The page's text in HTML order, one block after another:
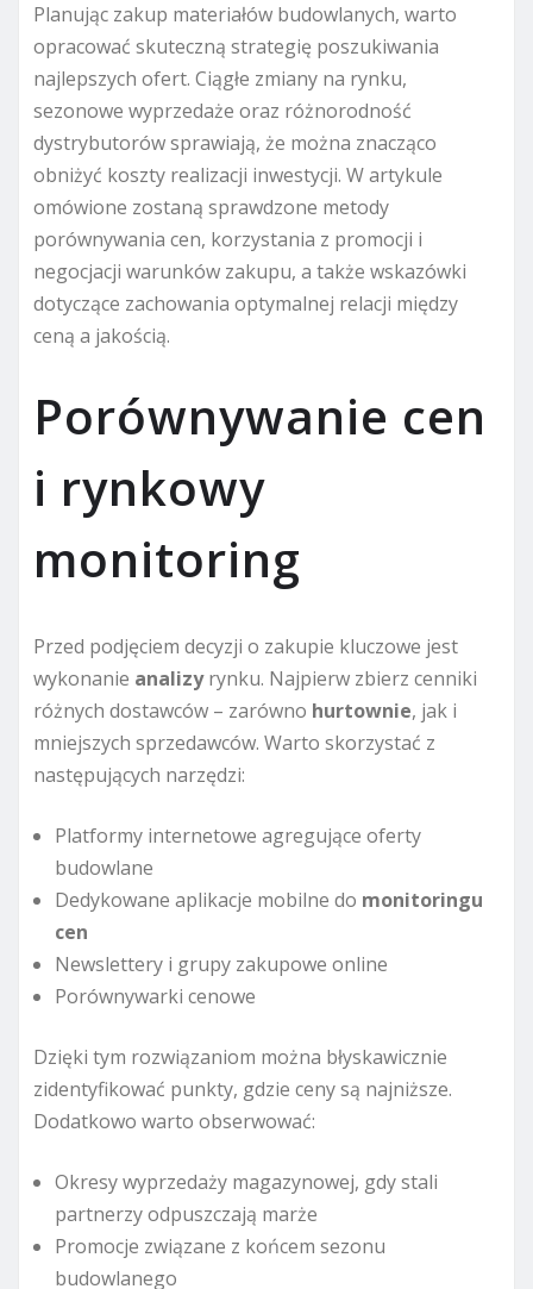
Planując zakup materiałów budowlanych, warto
opracować skuteczną strategię poszukiwania
najlepszych ofert. Ciągłe zmiany na rynku,
sezonowe wyprzedaże oraz różnorodność
dystrybutorów sprawiają, że można znacząco
obniżyć koszty realizacji inwestycji. W artykule
omówione zostaną sprawdzone metody
porównywania cen, korzystania z promocji i
negocjacji warunków zakupu, a także wskazówki
dotyczące zachowania optymalnej relacji między
ceną a jakością.
Porównywanie cen
i rynkowy
monitoring
Przed podjęciem decyzji o zakupie kluczowe jest
wykonanie analizyrynku. Najpierw zbierz cenniki
różnych dostawców – zarówno hurtownie, jak i
mniejszych sprzedawców. Warto skorzystać z
następujących narzędzi:
Platformy internetowe agregujące oferty
budowlane
Dedykowane aplikacje mobilne do monitoringu
cen
Newslettery i grupy zakupowe online
Porównywarki cenowe
Dzięki tym rozwiązaniom można błyskawicznie
zidentyfikować punkty, gdzie ceny są najniższe.
Dodatkowo warto obserwować:
Okresy wyprzedaży magazynowej, gdy stali
partnerzy odpuszczają marże
Promocje związane z końcem sezonu
budowlanego